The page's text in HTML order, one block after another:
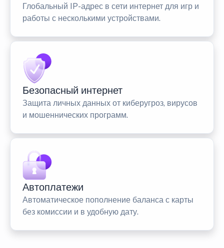
Глобальный IP-адрес в сети интернет для игр и
работы с несколькими устройствами.
Безопасный интернет
Защита личных данных от киберугроз, вирусов
и мошеннических программ.
Автоплатежи
Автоматическое пополнение баланса с карты
без комиссии и в удобную дату.